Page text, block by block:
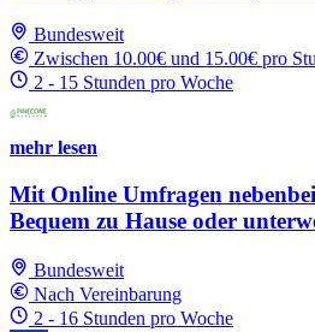
Bundesweit
Zwischen 10.00€ und 15.00€ pro
2 - 15 Stunden pro Woche
mehr lesen
Mit Online Umfragen
Bequem zu Hause oder
Bundesweit
Nach Vereinbarung
2 - 16 Stunden pro Woche